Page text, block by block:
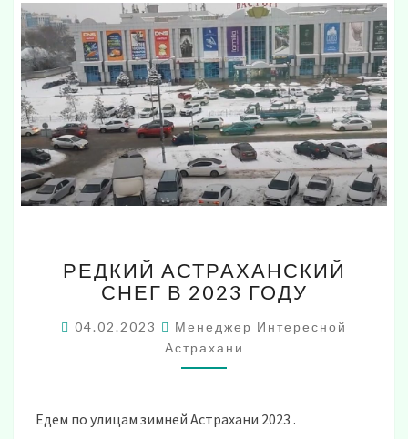
АСТРАХАНСКИЙ
СНЕГ
2023
ГОДУ
РЕДКИЙ АСТРАХАНСКИЙ
СНЕГ В 2023 ГОДУ
04.02.2023
Менеджер Интересной
Астрахани
Едем по улицам зимней Астрахани 2023 .